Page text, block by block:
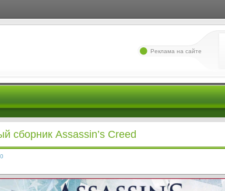
Реклама на сайте
сборник Assassin’s Creed